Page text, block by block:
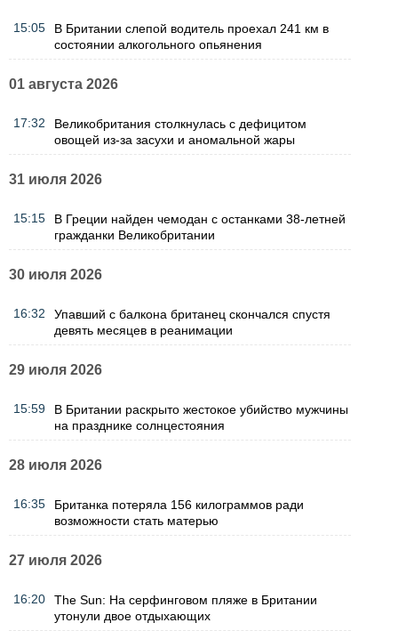
15:05
В Британии слепой водитель проехал 241 км в
состоянии алкогольного опьянения
01 августа 2026
17:32
Великобритания столкнулась с дефицитом
овощей из-за засухи и аномальной жары
31 июля 2026
15:15
В Греции найден чемодан с останками 38-летней
гражданки Великобритании
30 июля 2026
16:32
Упавший с балкона британец скончался спустя
девять месяцев в реанимации
29 июля 2026
15:59
В Британии раскрыто жестокое убийство мужчины
на празднике солнцестояния
28 июля 2026
16:35
Британка потеряла 156 килограммов ради
возможности стать матерью
27 июля 2026
16:20
The Sun: На серфинговом пляже в Британии
утонули двое отдыхающих